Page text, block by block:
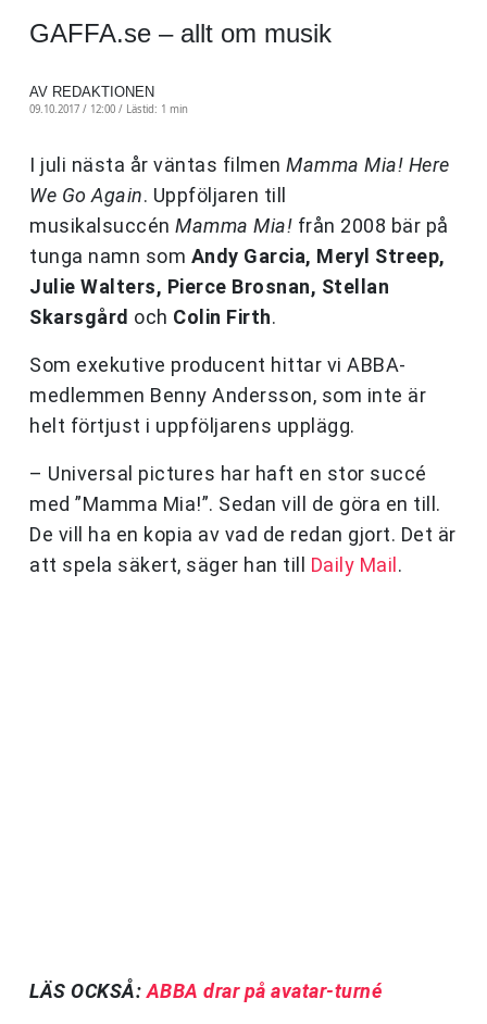
GAFFA.se – allt om musik
AV REDAKTIONEN
09.10.2017 / 12:00 / Lästid: 1 min
I juli nästa år väntas filmen Mamma Mia! Here
We Go Again. Uppföljaren till
musikalsuccén Mamma Mia! från 2008 bär på
tunga namn som Andy Garcia, Meryl Streep,
Julie Walters, Pierce Brosnan, Stellan
Skarsgård och Colin Firth.
Som exekutive producent hittar vi ABBA-
medlemmen Benny Andersson, som inte är
helt förtjust i uppföljarens upplägg.
– Universal pictures har haft en stor succé
med ”Mamma Mia!”. Sedan vill de göra en till.
De vill ha en kopia av vad de redan gjort. Det är
att spela säkert, säger han till Daily Mail .
LÄS OCKSÅ:ABBA drar på avatar-turné